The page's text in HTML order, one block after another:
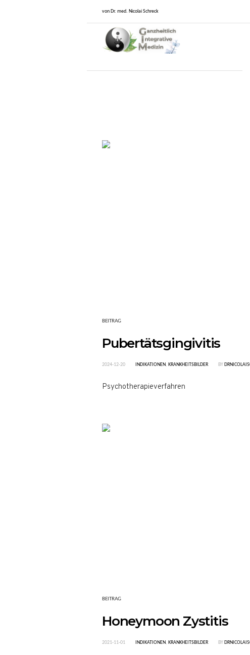
von Dr. med. Nicolai Schreck
BEITRAG
Pubertätsgingivitis
2024-12-20 INDIKATIONEN, KRANKHEITSBILDER BY
Psychotherapieverfahren
BEITRAG
Honeymoon Zystitis
2021-11-01 INDIKATIONEN, KRANKHEITSBILDER BY